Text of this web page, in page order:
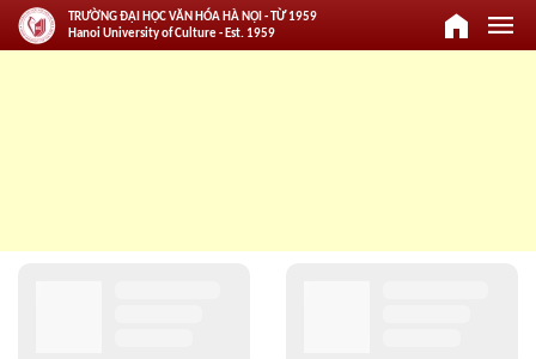
TRƯỜNG ĐẠI HỌC VĂN HÓA HÀ NỘI - TỪ 1959
Hanoi University of Culture - Est. 1959
home menu